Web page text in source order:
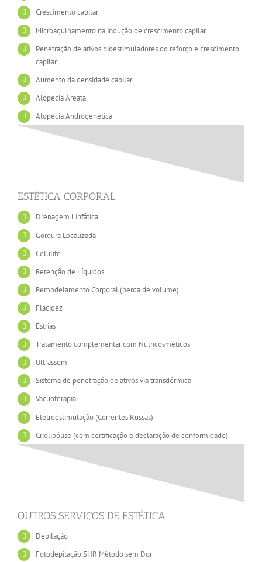
Crescimento capilar
Microagulhamento na indução de crescimento capilar
Penetração de ativos bioestimuladores do reforço e crescimento
capilar
Aumento da densidade capilar
Alopécia Areata
Alopécia Androgenética
ESTÉTICA CORPORAL
Drenagem Linfática
Gordura Localizada
Celulite
Retenção de Líquidos
Remodelamento Corporal (perda de volume)
Flacidez
Estrias
Tratamento complementar com Nutricosméticos
Ultrassom
Sistema de penetração de ativos via transdérmica
Vacuoterapia
Eletroestimulação (Correntes Russas)
Criolipólise (com certificação e declaração de conformidade)
OUTROS SERVIÇOS DE ESTÉTICA
Depilação
Fotodepilação SHR Método sem Dor